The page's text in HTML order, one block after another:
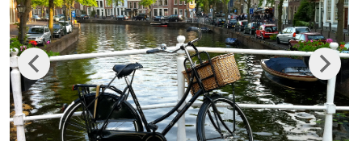
Previous Next